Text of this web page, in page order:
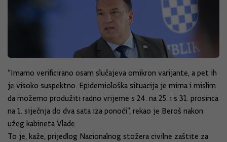
“Imamo verificirano osam slučajeva omikron varijante, a pet ih
je visoko suspektno. Epidemiološka situacija je mirna i mislim
da možemo produžiti radno vrijeme s 24. na 25. i s 31. prosinca
na 1. siječnja do dva sata iza ponoći”, rekao je Beroš nakon
užeg kabineta Vlade.
To je, kaže, prijedlog Nacionalnog stožera civilne zaštite za